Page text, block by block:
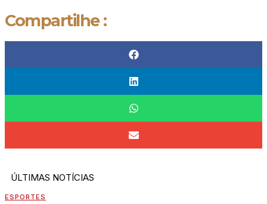
Compartilhe :
ÚLTIMAS NOTÍCIAS
ESPORTES